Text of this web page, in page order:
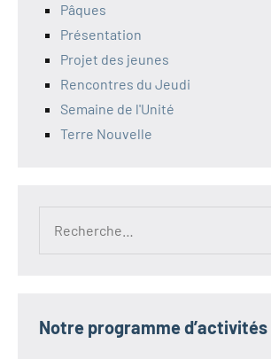
Pâques
Présentation
Projet des jeunes
Rencontres du Jeudi
Semaine de l'Unité
Terre Nouvelle
Notre programme d’activités